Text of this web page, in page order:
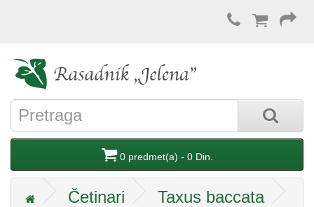
0 predmet(a) - 0 Din.
Četinari Taxus baccata